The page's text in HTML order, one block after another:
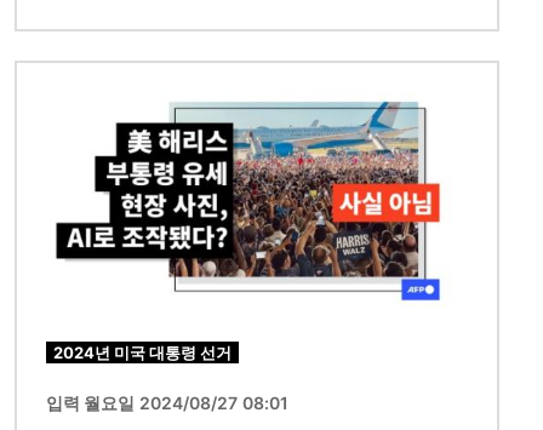
2024년 미국 대통령 선거
입력 월요일 2024/08/27 08:01